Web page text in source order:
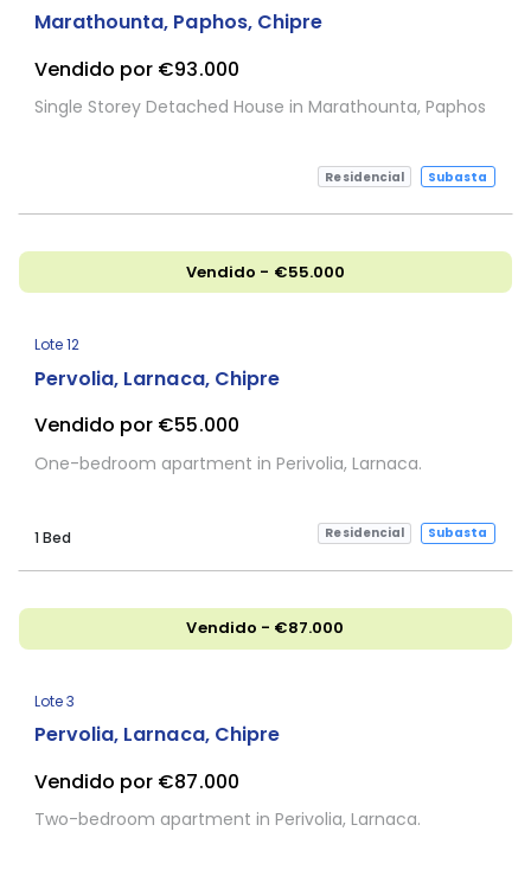
Marathounta, Paphos, Chipre
Vendido por €93.000
Single Storey Detached House in Marathounta, Paphos
Residencial Subasta
Vendido - €55.000
Lote 12
Pervolia, Larnaca, Chipre
Vendido por €55.000
One-bedroom apartment in Perivolia, Larnaca.
1 Bed Residencial Subasta
Vendido - €87.000
Lote 3
Pervolia, Larnaca, Chipre
Vendido por €87.000
Two-bedroom apartment in Perivolia, Larnaca.